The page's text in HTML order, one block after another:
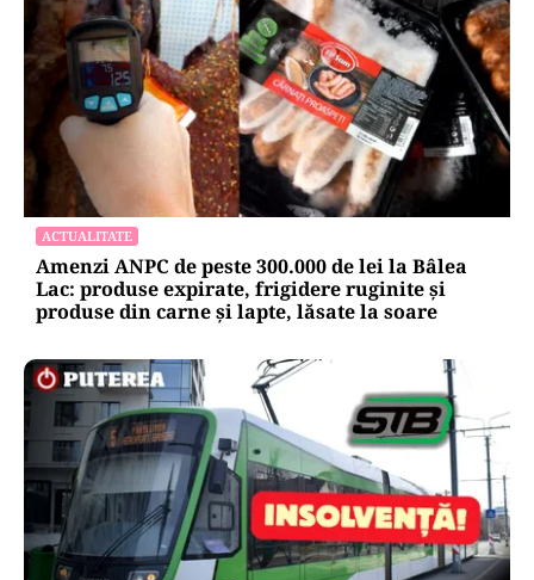
ACTUALITATE
Amenzi ANPC de peste 300.000 de lei la Bâlea
Lac: produse expirate, frigidere ruginite și
produse din carne și lapte, lăsate la soare